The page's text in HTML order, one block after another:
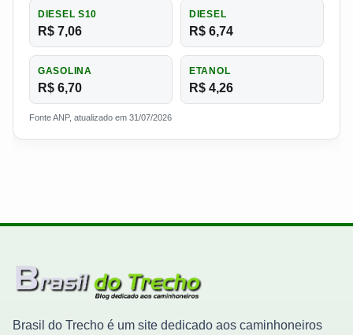
DIESEL S10
R$ 7,06
DIESEL
R$ 6,74
GASOLINA
R$ 6,70
ETANOL
R$ 4,26
Fonte ANP, atualizado em 31/07/2026
Brasil do Trecho é um site dedicado aos caminhoneiros